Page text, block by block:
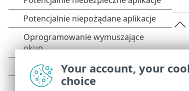
Your account, your
choice